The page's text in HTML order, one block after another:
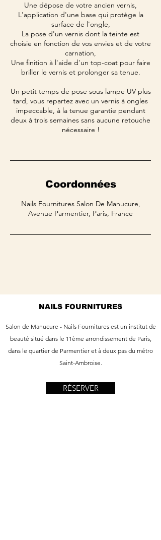
Une dépose de votre ancien vernis,
L'application d'une base qui protège la
surface de l'ongle,
La pose d'un vernis dont la teinte est
choisie en fonction de vos envies et de votre
carnation,
Une finition à l'aide d'un top-coat pour faire
briller le vernis et prolonger sa tenue.
Un petit temps de pose sous lampe UV plus
tard, vous repartez avec un vernis à ongles
impeccable, à la tenue garantie pendant
deux à trois semaines sans aucune retouche
nécessaire !
Coordonnées
Nails Fournitures Salon De Manucure,
Avenue Parmentier, Paris, France
NAILS FOURNITURES
Salon de Manucure - Nails Fournitures est un institut de
beauté situé dans le 11ème arrondissement de Paris,
dans le quartier de Parmentier et à deux pas du métro
Saint-Ambroise.
RÉSERVER